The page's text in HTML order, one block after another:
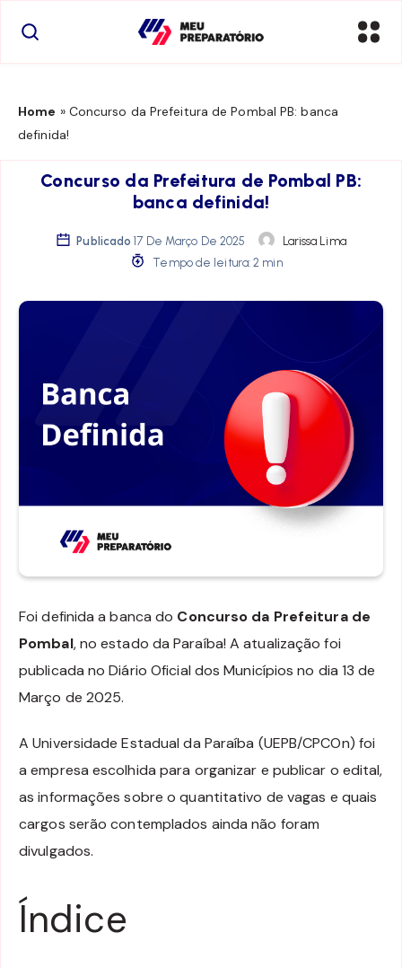
Home » Concurso da Prefeitura de Pombal PB: banca
definida!
Concurso da Prefeitura de Pombal PB:
banca definida!
Publicado 17 De Março De 2025
Larissa Lima
Tempo de leitura: 2 min
Foi definida a banca do Concurso da Prefeitura de
Pombal, no estado da Paraíba! A atualização foi
publicada no Diário Oficial dos Municípios no dia 13 de
Março de 2025.
A Universidade Estadual da Paraíba (UEPB/CPCOn) foi
a empresa escolhida para organizar e publicar o edital,
as informações sobre o quantitativo de vagas e quais
cargos serão contemplados ainda não foram
divulgados.
Índice